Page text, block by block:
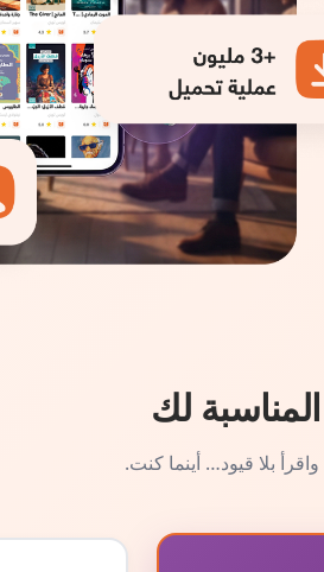
لك
بلا قيود… أينما كنت.